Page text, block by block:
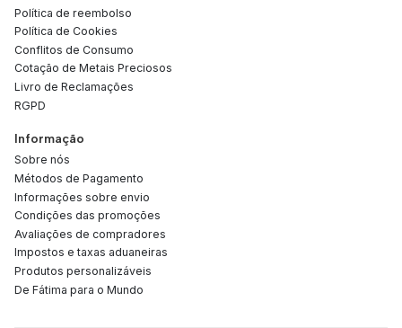
Política de reembolso
Política de Cookies
Conflitos de Consumo
Cotação de Metais Preciosos
Livro de Reclamações
RGPD
Informação
Sobre nós
Métodos de Pagamento
Informações sobre envio
Condições das promoções
Avaliações de compradores
Impostos e taxas aduaneiras
Produtos personalizáveis
De Fátima para o Mundo